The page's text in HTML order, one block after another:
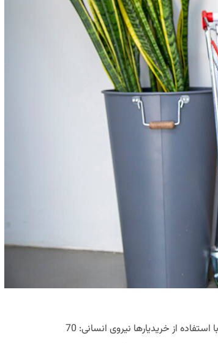
پینکت زمینه کاری: پلتفرم فروش کالاهای تندمصرف با استفاده از خریدیارها نیروی انسانی: 70